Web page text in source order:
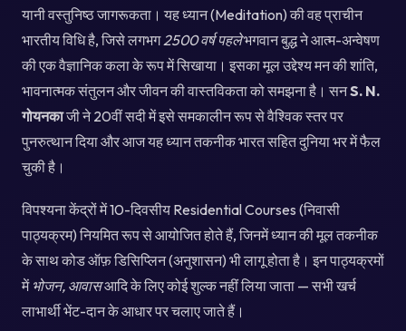
यानी वस्तुनिष्ठ जागरूकता। यह ध्यान (Meditation) की वह प्राचीन
भारतीय विधि है, जिसे लगभग2500 वर्ष पहलेभगवान बुद्ध ने आत्म-अन्वेषण
की एक वैज्ञानिक कला के रूप में सिखाया। इसका मूल उद्देश्य मन की शांति,
भावनात्मक संतुलन और जीवन की वास्तविकता को समझना है। सनS. N.
गोयनकाजी ने 20वीं सदी में इसे समकालीन रूप से वैश्विक स्तर पर
पुनरुत्थान दिया और आज यह ध्यान तकनीक भारत सहित दुनिया भर में फैल
चुकी है।
विपश्यना केंद्रों में 10-दिवसीय Residential Courses (निवासी
पाठ्यक्रम) नियमित रूप से आयोजित होते हैं, जिनमें ध्यान की मूल तकनीक
के साथ कोड ऑफ़ डिसिप्लिन (अनुशासन) भी लागू होता है। इन पाठ्यक्रमों
में भोजन, आवासआदि के लिए कोई शुल्क नहीं लिया जाता — सभी खर्च
लाभार्थी भेंट-दान के आधार पर चलाए जाते हैं।